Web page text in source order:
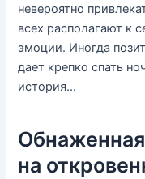
невероятно
всех располагают к
эмоции. Иногда
дает крепко спать
история…
на